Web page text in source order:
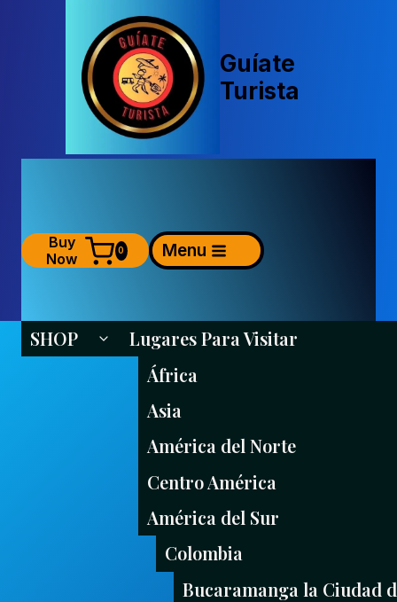
Guíate
Turista
Buy
Now
0 Menu
SHOP Alternar Menú Hijo
Lugares Para Visitar
África
Asia
América del Norte
Centro América
América del Sur
Colombia
Bucaramanga la Ciudad